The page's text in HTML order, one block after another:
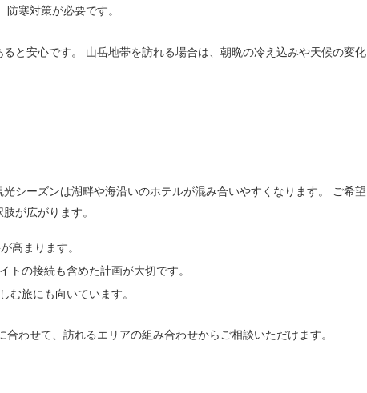
寒対策が必要です。
と安心です。 山岳地帯を訪れる場合は、朝晩の冷え込みや天候の変化
シーズンは湖畔や海沿いのホテルが混み合いやすくなります。 ご希望
が広がります。
高まります。
トの接続も含めた計画が大切です。
む旅にも向いています。
わせて、訪れるエリアの組み合わせからご相談いただけます。